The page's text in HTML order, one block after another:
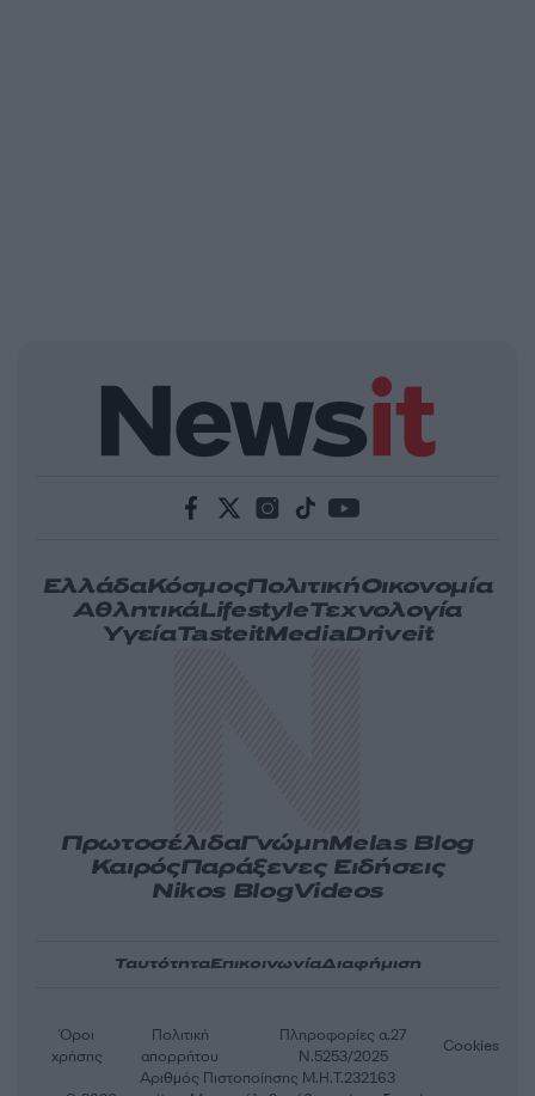
ΕλλάδαΚόσμοςΠολιτικήΟικονομία
ΑθλητικάLifestyleΤεχνολογία
ΥγείαTasteitMediaDriveit
ΠρωτοσέλιδαΓνώμηMelas Blog
ΚαιρόςΠαράξενες Ειδήσεις
Nikos BlogVideos
ΤαυτότηταΕπικοινωνίαΔιαφήμιση
Αριθμός Πιστοποίησης Μ.Η.Τ.232163
Όροι
χρήσης
Πολιτική
απορρήτου
Πληροφορίες α.27
Ν.5253/2025
Cookies